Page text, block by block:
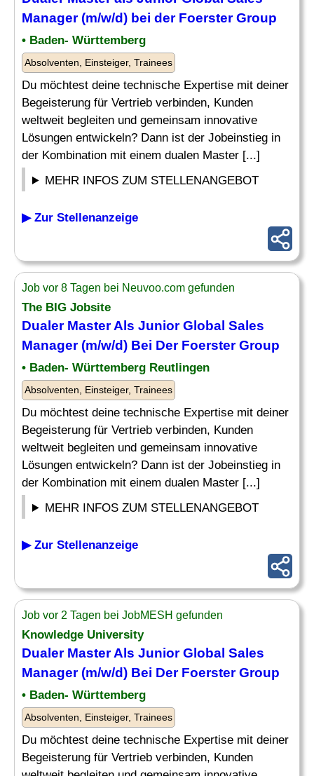
Manager (m/w/d) bei der Foerster Group
• Baden- Württemberg
Absolventen, Einsteiger, Trainees
Du möchtest deine technische Expertise mit deiner
Begeisterung für Vertrieb verbinden, Kunden
weltweit begleiten und gemeinsam innovative
Lösungen entwickeln? Dann ist der Jobeinstieg in
der Kombination mit einem dualen Master [...]
MEHR INFOS ZUM STELLENANGEBOT
▶ Zur Stellenanzeige
Job vor 8 Tagen bei Neuvoo.com gefunden
The BIG Jobsite
Dualer Master Als Junior Global Sales
Manager (m/w/d) Bei Der Foerster Group
• Baden- Württemberg Reutlingen
Absolventen, Einsteiger, Trainees
Du möchtest deine technische Expertise mit deiner
Begeisterung für Vertrieb verbinden, Kunden
weltweit begleiten und gemeinsam innovative
Lösungen entwickeln? Dann ist der Jobeinstieg in
der Kombination mit einem dualen Master [...]
MEHR INFOS ZUM STELLENANGEBOT
▶ Zur Stellenanzeige
Job vor 2 Tagen bei JobMESH gefunden
Knowledge University
Dualer Master Als Junior Global Sales
Manager (m/w/d) Bei Der Foerster Group
• Baden- Württemberg
Absolventen, Einsteiger, Trainees
Du möchtest deine technische Expertise mit deiner
Begeisterung für Vertrieb verbinden, Kunden